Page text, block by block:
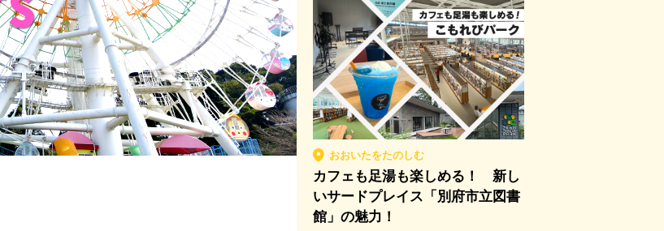
おおいたをたのしむ
カフェも足湯も楽しめる！ 新し
いサードプレイス「別府市立図書
館」の魅力！